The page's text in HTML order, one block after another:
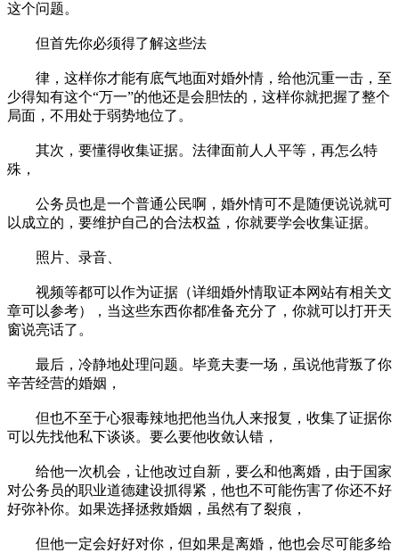
这个问题。
但首先你必须得了解这些法
律，这样你才能有底气地面对婚外情，给他沉重一击，至
少得知有这个“万一”的他还是会胆怯的，这样你就把握了整个
局面，不用处于弱势地位了。
其次，要懂得收集证据。法律面前人人平等，再怎么特
殊，
公务员也是一个普通公民啊，婚外情可不是随便说说就可
以成立的，要维护自己的合法权益，你就要学会收集证据。
照片、录音、
视频等都可以作为证据（详细婚外情取证本网站有相关文
章可以参考），当这些东西你都准备充分了，你就可以打开天
窗说亮话了。
最后，冷静地处理问题。毕竟夫妻一场，虽说他背叛了你
辛苦经营的婚姻，
但也不至于心狠毒辣地把他当仇人来报复，收集了证据你
可以先找他私下谈谈。要么要他收敛认错，
给他一次机会，让他改过自新，要么和他离婚，由于国家
对公务员的职业道德建设抓得紧，他也不可能伤害了你还不好
好弥补你。如果选择拯救婚姻，虽然有了裂痕，
但他一定会好好对你，但如果是离婚，他也会尽可能多给